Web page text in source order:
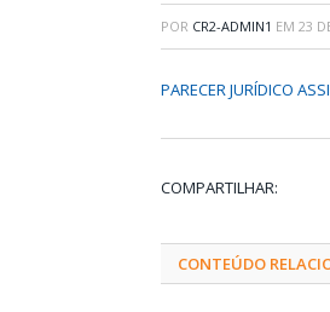
POR CR2-ADMIN1 EM 23
PARECER JURÍDICO
COMPARTILHAR:
CONTEÚDO